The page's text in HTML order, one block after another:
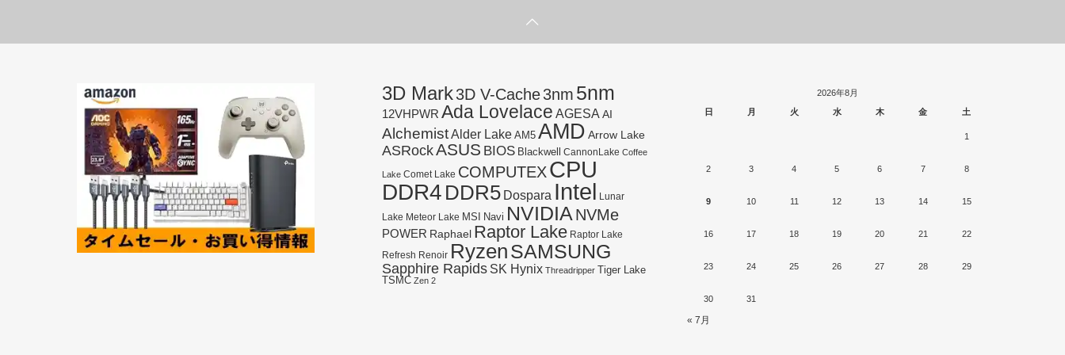
3D Mark3D V-Cache3nm 5nm
12VHPWR Ada Lovelace AGESA AI
AlchemistAlder Lake AM5 AMD Arrow Lake
ASRockASUS BIOS Blackwell CannonLake Coffee
Lake Comet Lake COMPUTEXCPU
DDR4 DDR5 Dospara Intel Lunar
Lake Meteor Lake MSI Navi NVIDIA NVMe
POWER Raphael Raptor Lake Raptor Lake
Refresh Renoir RyzenSAMSUNG
Sapphire Rapids SK Hynix Threadripper Tiger Lake
TSMC Zen 2
2026年8月
日
月 火 水 木 金 土
1
2 3 4 5 6 7 8
9 10 11 12 13 14 15
16 17 18 19 20 21 22
23 24 25 26 27 28 29
30 31
« 7月